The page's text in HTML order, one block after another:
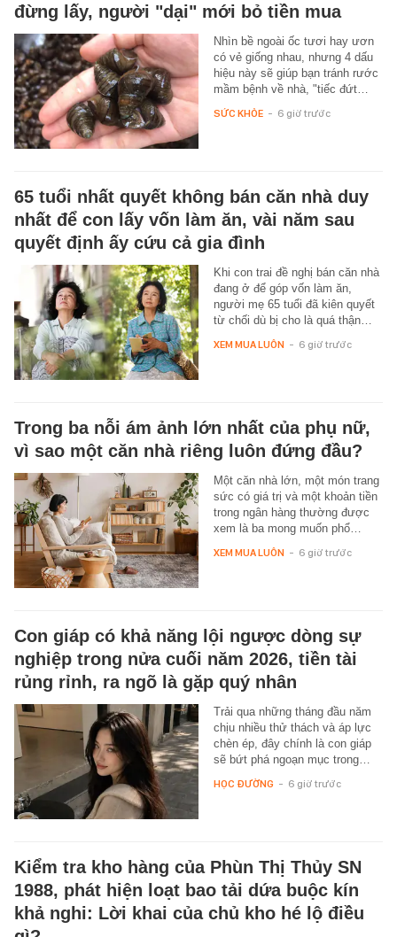
đừng lấy, người "dại" mới bỏ tiền mua
Nhìn bề ngoài ốc tươi hay ươn
có vẻ giống nhau, nhưng 4 dấu
hiệu này sẽ giúp bạn tránh rước
mầm bệnh về nhà, "tiếc đứt…
SỨC KHỎE - 6 giờ trước
65 tuổi nhất quyết không bán căn nhà duy
nhất để con lấy vốn làm ăn, vài năm sau
quyết định ấy cứu cả gia đình
Khi con trai đề nghị bán căn nhà
đang ở để góp vốn làm ăn,
người mẹ 65 tuổi đã kiên quyết
từ chối dù bị cho là quá thận…
XEM MUA LUÔN - 6 giờ trước
Trong ba nỗi ám ảnh lớn nhất của phụ nữ,
vì sao một căn nhà riêng luôn đứng đầu?
Một căn nhà lớn, một món trang
sức có giá trị và một khoản tiền
trong ngân hàng thường được
xem là ba mong muốn phổ…
XEM MUA LUÔN - 6 giờ trước
Con giáp có khả năng lội ngược dòng sự
nghiệp trong nửa cuối năm 2026, tiền tài
rủng rỉnh, ra ngõ là gặp quý nhân
Trải qua những tháng đầu năm
chịu nhiều thử thách và áp lực
chèn ép, đây chính là con giáp
sẽ bứt phá ngoạn mục trong…
HỌC ĐƯỜNG - 6 giờ trước
Kiểm tra kho hàng của Phùn Thị Thủy SN
1988, phát hiện loạt bao tải dứa buộc kín
khả nghi: Lời khai của chủ kho hé lộ điều